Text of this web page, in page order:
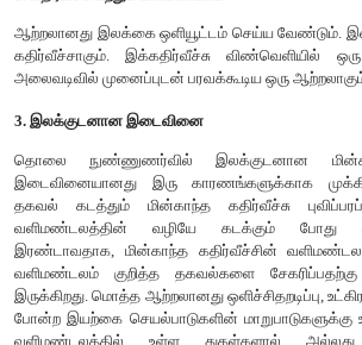
2. கதிர்வீச்சு மற்றும் வளிமண்டலம்